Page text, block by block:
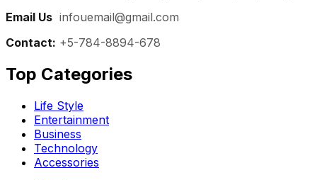
Email Us infouemail@gmail.com
Contact: +5-784-8894-678
Top Categories​
Life Style
Entertainment
Business
Technology
Accessories